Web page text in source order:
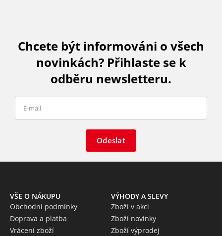
Chcete být informováni o všech
novinkách? Přihlaste se k
odběru newsletteru.
Odeslat
VŠE O NÁKUPU
Obchodní podmínky
Doprava a platba
Vrácení zboží
VÝHODY A SLEVY
Zboží v akci
Zboží novinky
Zboží výprodej